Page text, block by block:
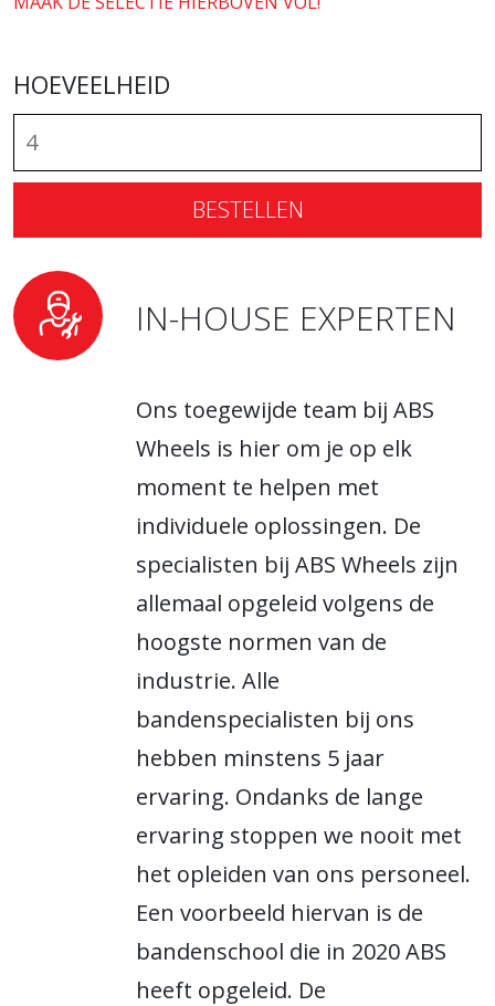
HOEVEELHEID
BESTELLEN
IN-HOUSE EXPERTEN
Ons toegewijde team bij ABS
Wheels is hier om je op elk
moment te helpen met
individuele oplossingen. De
specialisten bij ABS Wheels zijn
allemaal opgeleid volgens de
hoogste normen van de
industrie. Alle
bandenspecialisten bij ons
hebben minstens 5 jaar
ervaring. Ondanks de lange
ervaring stoppen we nooit met
het opleiden van ons personeel.
Een voorbeeld hiervan is de
bandenschool die in 2020 ABS
heeft opgeleid. De